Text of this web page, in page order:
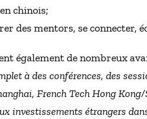
chinois;
des mentors, se connecter,
également de nombreux
à des conférences, des
French Tech Hong
investissements étrangers